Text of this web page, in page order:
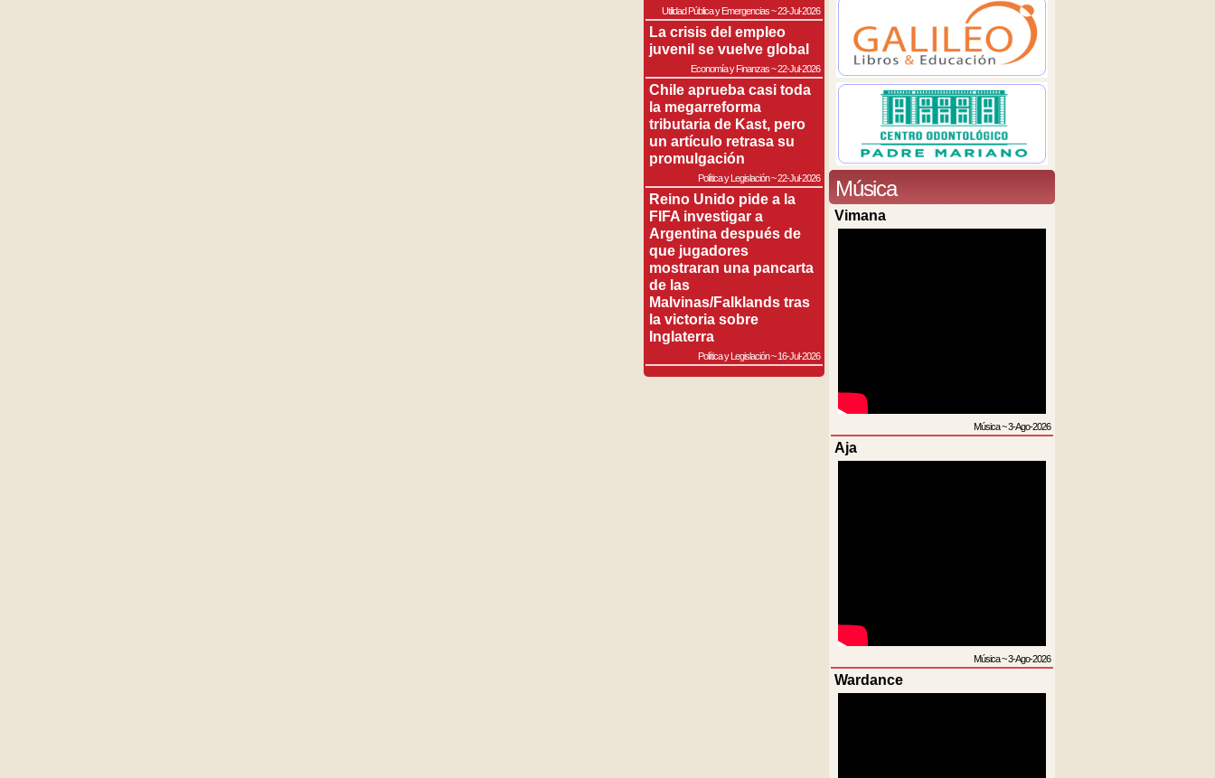
Utilidad Pública y Emergencias~23-Jul-2026
La crisis del empleo
juvenil se vuelve global
Economía y Finanzas~22-Jul-2026
Chile aprueba casi toda
la megarreforma
tributaria de Kast, pero
un artículo retrasa su
promulgación
Política y Legislación~22-Jul-2026
Reino Unido pide a la
FIFA investigar a
Argentina después de
que jugadores
mostraran una pancarta
de las
Malvinas/Falklands tras
la victoria sobre
Inglaterra
Política y Legislación~16-Jul-2026
Música
Vimana
Música~3-Ago-2026
Aja
Música~3-Ago-2026
Wardance